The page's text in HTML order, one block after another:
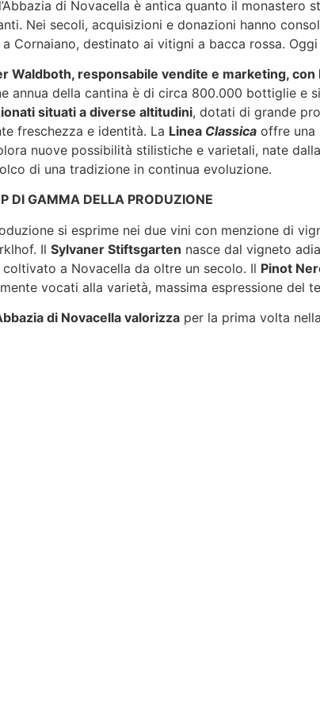
di Novacella è antica quanto il monastero
Nei secoli, acquisizioni e donazioni hanno
Cornaiano, destinato ai vitigni a bacca rossa.
Waldboth, responsabile vendite e marketing,
annua della cantina è di circa 800.000 bottiglie e
situati a diverse altitudini, dotati di grande
freschezza e identità. La Linea Classica offre una
nuove possibilità stilistiche e varietali, nate
di una tradizione in continua evoluzione.
DI GAMMA DELLA PRODUZIONE
si esprime nei due vini con menzione di
Il Sylvaner Stiftsgarten nasce dal vigneto
a Novacella da oltre un secolo. Il Pinot
vocati alla varietà, massima espressione del
di Novacella valorizza per la prima volta